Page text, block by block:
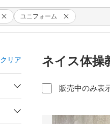
ユニフォーム
クリア ネイス体
販売中のみ表